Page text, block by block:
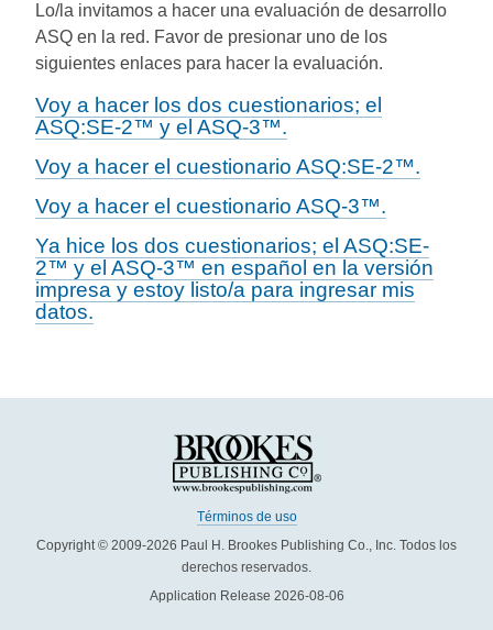
Lo/la invitamos a hacer una evaluación de desarrollo
ASQ en la red. Favor de presionar uno de los
siguientes enlaces para hacer la evaluación.
Voy a hacer los dos cuestionarios; el
ASQ:SE-2™ y el ASQ-3™.
Voy a hacer el cuestionario ASQ:SE-2™.
Voy a hacer el cuestionario ASQ-3™.
Ya hice los dos cuestionarios; el ASQ:SE-
2™ y el ASQ-3™ en español en la versión
impresa y estoy listo/a para ingresar mis
datos.
Términos de uso
Copyright © 2009-2026 Paul H. Brookes Publishing Co., Inc. Todos los
derechos reservados.
Application Release 2026-08-06